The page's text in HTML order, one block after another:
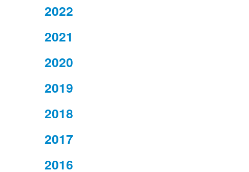
2022
2021
2020
2019
2018
2017
2016